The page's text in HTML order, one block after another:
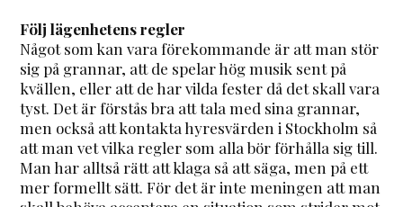
Följ lägenhetens regler
Något som kan vara förekommande är att man stör
sig på grannar, att de spelar hög musik sent på
kvällen, eller att de har vilda fester då det skall vara
tyst. Det är förstås bra att tala med sina grannar,
men också att kontakta hyresvärden i Stockholm så
att man vet vilka regler som alla bör förhålla sig till.
Man har alltså rätt att klaga så att säga, men på ett
mer formellt sätt. För det är inte meningen att man